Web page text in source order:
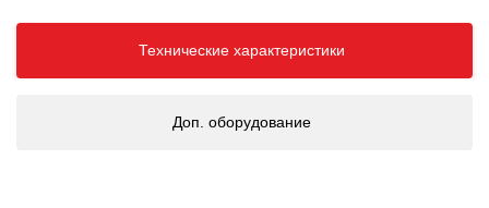
Технические характеристики
Доп. оборудование